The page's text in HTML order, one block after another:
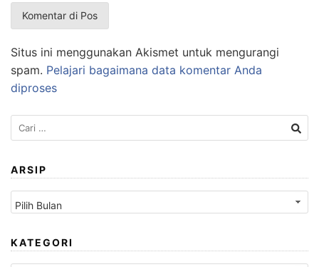
Situs ini menggunakan Akismet untuk mengurangi
spam. Pelajari bagaimana data komentar Anda
diproses
Cari
untuk:
ARSIP
Arsip
KATEGORI